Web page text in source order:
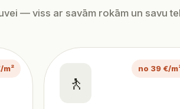
— viss ar savām rokām un savu
m² no 39 €/
🚶